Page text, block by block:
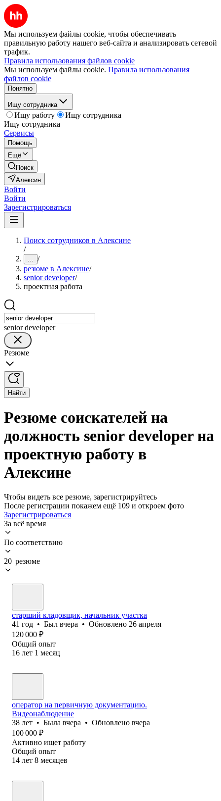
Мы используем файлы cookie, чтобы обеспечивать
правильную работу нашего веб-сайта и анализировать сетевой
трафик.
Правила использования файлов cookie
Мы используем файлы cookie. Правила использования
файлов cookie
Понятно
Ищу сотрудника
Ищу работу
Ищу сотрудника
Ищу сотрудника
Сервисы
Помощь
Ещё
Поиск
Алексин
Войти
Войти
Зарегистрироваться
Поиск сотрудников в Алексине
/
... /
резюме в Алексине/
senior developer/
проектная работа
senior developer
Резюме
Найти
Резюме соискателей на
должность senior developer на
проектную работу в
Алексине
Чтобы видеть все резюме, зарегистрируйтесь
После регистрации покажем ещё 109 и откроем фото
Зарегистрироваться
За всё время
По соответствию
20 резюме
старший кладовщик, начальник участка
41 год • Был вчера • Обновлено 26 апреля
120 000 ₽
Общий опыт
16 лет 1 месяц
оператор на первичную документацию.
Видеонаблюдение
38 лет • Была вчера • Обновлено вчера
100 000 ₽
Активно ищет работу
Общий опыт
14 лет 8 месяцев